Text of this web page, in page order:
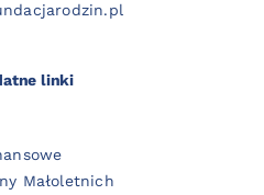
linki
Małoletnich